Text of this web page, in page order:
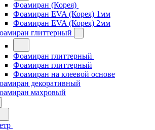
Фоамиран (Корея)
Фоамиран EVA (Корея) 1мм
Фоамиран EVA (Корея) 2мм
глиттерный
Фоамиран глиттерный
Фоамиран глиттерный
Фоамиран на клеевой основе
декоративный
махровый